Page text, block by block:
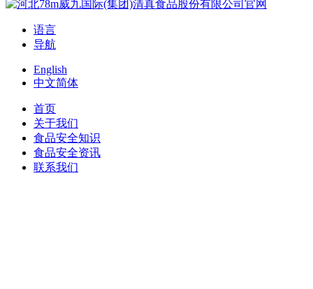
语言
导航
English
中文简体
首页
关于我们
食品安全知识
食品安全资讯
联系我们